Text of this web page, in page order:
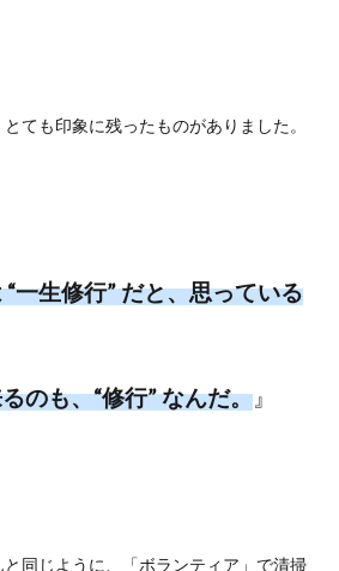
ても印象に残ったものがありました。
“一生修行”だと、思っている
のも、“修行” なんだ。 』
同じように、「ボランティア」で清掃